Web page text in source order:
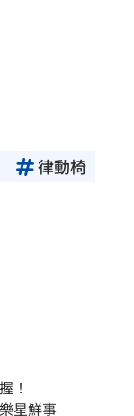
律動椅
！
星鮮事